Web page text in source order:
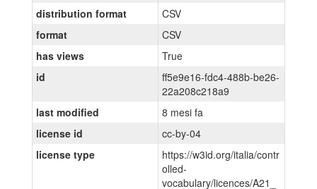
distribution format
CSV
format
CSV
has views
True
id
ff5e9e16-fdc4-488b-be26-
22a208c218a9
last modified
8 mesi fa
license id
cc-by-04
license type
https://w3id.org/italia/contr
olled-
vocabulary/licences/A21_